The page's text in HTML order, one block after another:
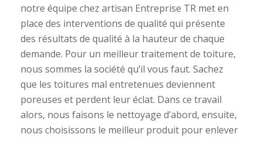
notre équipe chez artisan Entreprise TR met en
place des interventions de qualité qui présente
des résultats de qualité à la hauteur de chaque
demande. Pour un meilleur traitement de toiture,
nous sommes la société qu’il vous faut. Sachez
que les toitures mal entretenues deviennent
poreuses et perdent leur éclat. Dans ce travail
alors, nous faisons le nettoyage d’abord, ensuite,
nous choisissons le meilleur produit pour enlever